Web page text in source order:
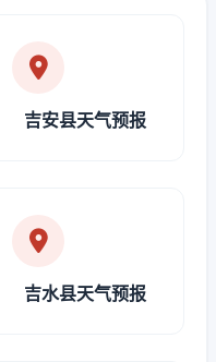
吉安县天气预报
吉水县天气预报